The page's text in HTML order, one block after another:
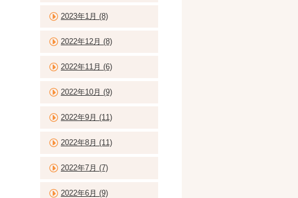
2023年1月 (8)
2022年12月 (8)
2022年11月 (6)
2022年10月 (9)
2022年9月 (11)
2022年8月 (11)
2022年7月 (7)
2022年6月 (9)